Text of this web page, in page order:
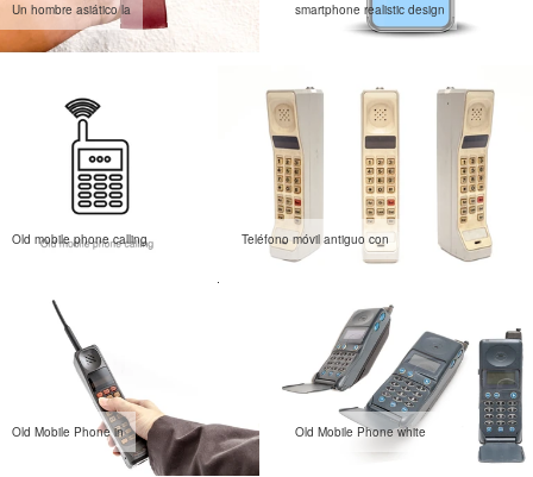
Un hombre asiático la smartphone realistic design
Old mobile phone calling Teléfono móvil antiguo con
Old Mobile Phone in Old Mobile Phone white